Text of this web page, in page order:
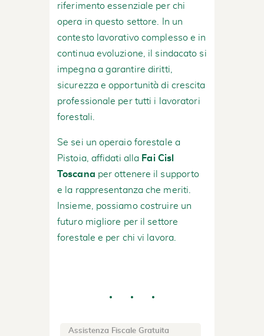
riferimento essenziale per chi
opera in questo settore. In un
contesto lavorativo complesso e in
continua evoluzione, il sindacato si
impegna a garantire diritti,
sicurezza e opportunità di crescita
professionale per tutti i lavoratori
forestali.
Se sei un operaio forestale a
Pistoia, affidati alla Fai Cisl
Toscana per ottenere il supporto
e la rappresentanza che meriti.
Insieme, possiamo costruire un
futuro migliore per il settore
forestale e per chi vi lavora.
Assistenza Fiscale Gratuita